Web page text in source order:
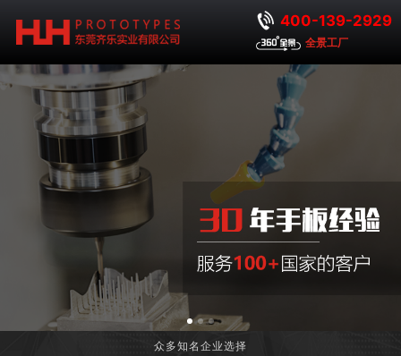
400-139-2929
全景工厂
众多知名企业选择